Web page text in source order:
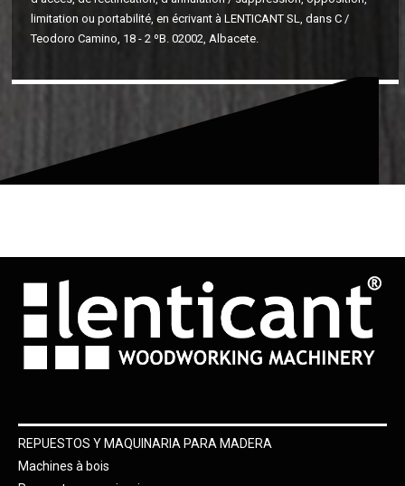
limitation ou portabilité, en écrivant à LENTICANT SL, dans C /
Teodoro Camino, 18 - 2 ºB. 02002, Albacete.
REPUESTOS Y MAQUINARIA PARA MADERA
Machines à bois